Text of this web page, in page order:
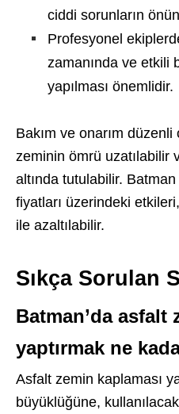
ciddi sorunların
Profesyonel
zamanında ve etkili
yapılması önemlidir.
Bakım ve onarım düzenli
zeminin ömrü uzatılabilir
altında tutulabilir.
fiyatları üzerindeki
ile azaltılabilir.
Sıkça Sorulan
Batman’da asfalt
yaptırmak ne
Asfalt zemin kaplaması
büyüklüğüne,